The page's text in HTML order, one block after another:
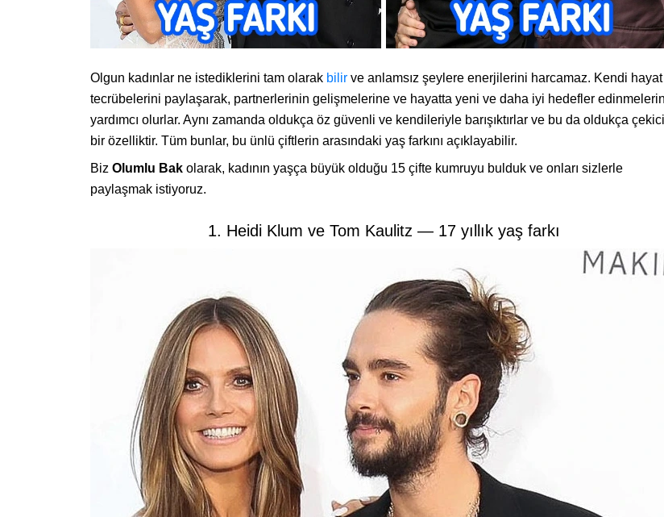
Olgun kadınlar ne istediklerini tam olarak bilir ve anlamsız şeylere enerjilerini harcamaz. Kendi hayat
tecrübelerini paylaşarak, partnerlerinin gelişmelerine ve hayatta yeni ve daha iyi hedefler
yardımcı olurlar. Aynı zamanda oldukça öz güvenli ve kendileriyle barışıktırlar ve bu da oldukça çekici
bir özelliktir. Tüm bunlar, bu ünlü çiftlerin arasındaki yaş farkını açıklayabilir.
Biz Olumlu Bak olarak, kadının yaşça büyük olduğu 15 çifte kumruyu bulduk ve onları sizlerle
paylaşmak istiyoruz.
1. Heidi Klum ve Tom Kaulitz — 17 yıllık yaş farkı